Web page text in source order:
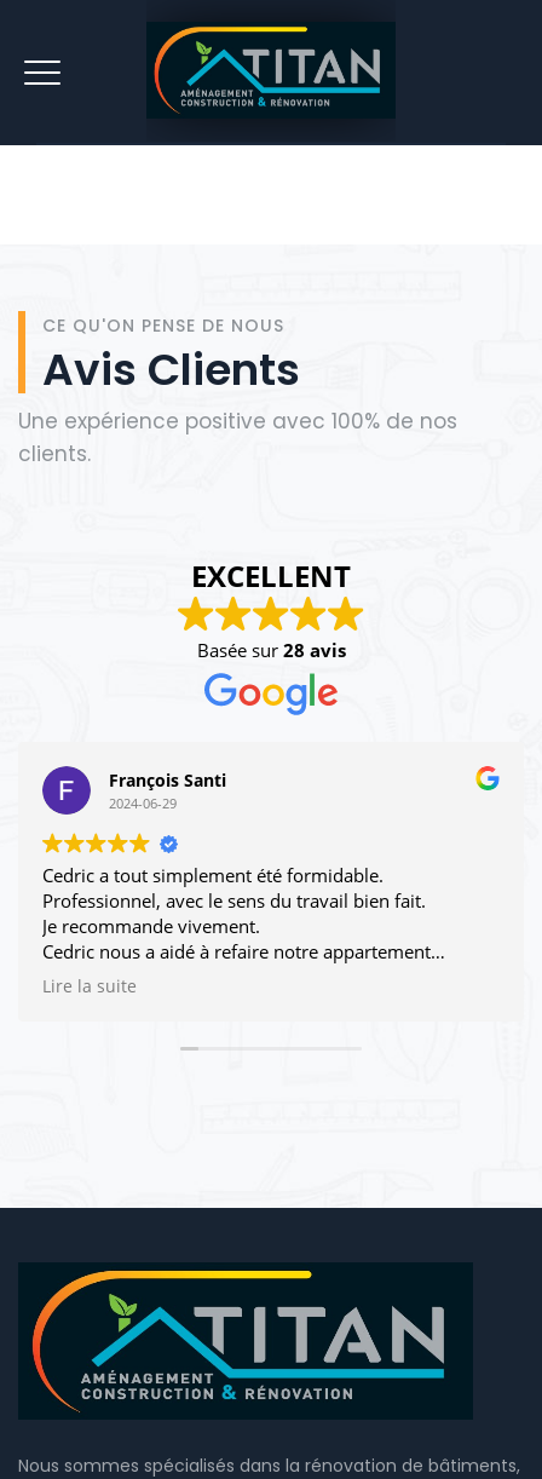
CE QU'ON PENSE DE NOUS
Avis Clients
Une expérience positive avec 100% de nos
clients.
EXCELLENT
Basée sur 28 avis
François Santi
2024-06-29
Cedric a tout simplement été formidable.
Professionnel, avec le sens du travail bien fait.
Je recommande vivement.
Cedric nous a aidé à refaire notre appartement
intégralement.
Lire la suite
Nous sommes spécialisés dans la rénovation de bâtiments,